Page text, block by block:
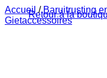
Retour à la
Accueil / Baruitrusting
Gietaccessoires